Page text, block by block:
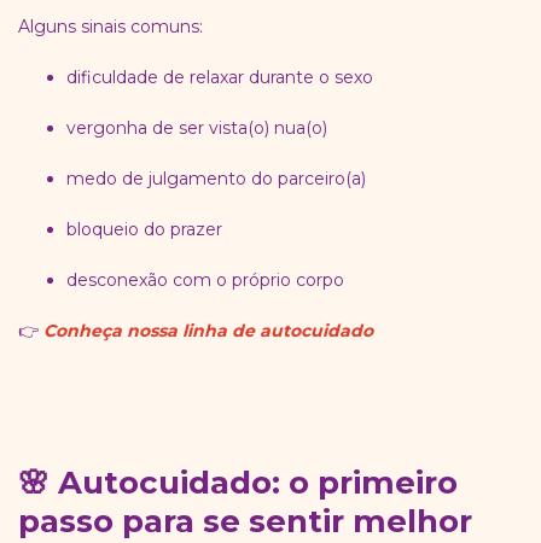
Alguns sinais comuns:
dificuldade de relaxar durante o sexo
vergonha de ser vista(o) nua(o)
medo de julgamento do parceiro(a)
bloqueio do prazer
desconexão com o próprio corpo
👉 Conheça nossa linha de autocuidado
🌸 Autocuidado: o primeiro
passo para se sentir melhor